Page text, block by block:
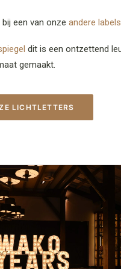
een van onze andere
dit is een ontzettend
gemaakt.
LICHTLETTERS